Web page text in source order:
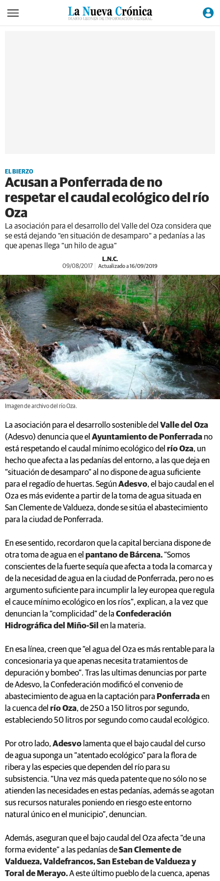
EL BIERZO
Acusan a Ponferrada de no
respetar el caudal ecológico del río
Oza
La asociación para el desarrollo del Valle del Oza considera que
se está dejando “en situación de desamparo” a pedanías a las
que apenas llega “un hilo de agua”
L.N.C.
09/08/2017 Actualizado a 16/09/2019
Imagen de archivo del río Oza.
La asociación para el desarrollo sostenible del Valle del Oza
(Adesvo) denuncia que el Ayuntamiento de Ponferrada no
está respetando el caudal mínimo ecológico del río Oza, un
hecho que afecta a las pedanías del entorno, a las que deja en
“situación de desamparo” al no dispone de agua suficiente
para el regadío de huertas. Según Adesvo, el bajo caudal en el
Oza es más evidente a partir de la toma de agua situada en
San Clemente de Valdueza, donde se sitúa el abastecimiento
para la ciudad de Ponferrada.
En ese sentido, recordaron que la capital berciana dispone de
otra toma de agua en el pantano de Bárcena.“Somos
conscientes de la fuerte sequía que afecta a toda la comarca y
de la necesidad de agua en la ciudad de Ponferrada, pero no es
argumento suficiente para incumplir la ley europea que regula
el cauce mínimo ecológico en los ríos”, explican, a la vez que
denuncian la “complicidad” de la Confederación
Hidrográfica del Miño-Sil en la materia.
En esa línea, creen que “el agua del Oza es más rentable para la
concesionaria ya que apenas necesita tratamientos de
depuración y bombeo”. Tras las ultimas denuncias por parte
de Adesvo, la Confederación modificó el convenio de
abastecimiento de agua en la captación para Ponferradaen
la cuenca del río Oza, de 250 a 150 litros por segundo,
estableciendo 50 litros por segundo como caudal ecológico.
Por otro lado, Adesvo lamenta que el bajo caudal del curso
de agua suponga un “atentado ecológico” para la flora de
ribera y las especies que dependen del río para su
subsistencia. “Una vez más queda patente que no sólo no se
atienden las necesidades en estas pedanías, además se agotan
sus recursos naturales poniendo en riesgo este entorno
natural único en el municipio”, denuncian.
Además, aseguran que el bajo caudal del Oza afecta “de una
forma evidente” a las pedanías deSan Clemente de
Valdueza, Valdefrancos, San Esteban de Valdueza y
Toral de Merayo.A este último pueblo de la cuenca, apenas